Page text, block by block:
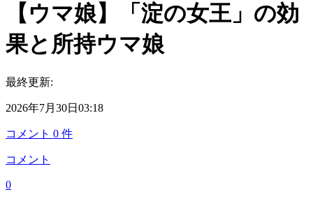
【ウマ娘】「淀の女王」の効
果と所持ウマ娘
最終更新:
2026年7月30日03:18
コメント 0 件
コメント
0